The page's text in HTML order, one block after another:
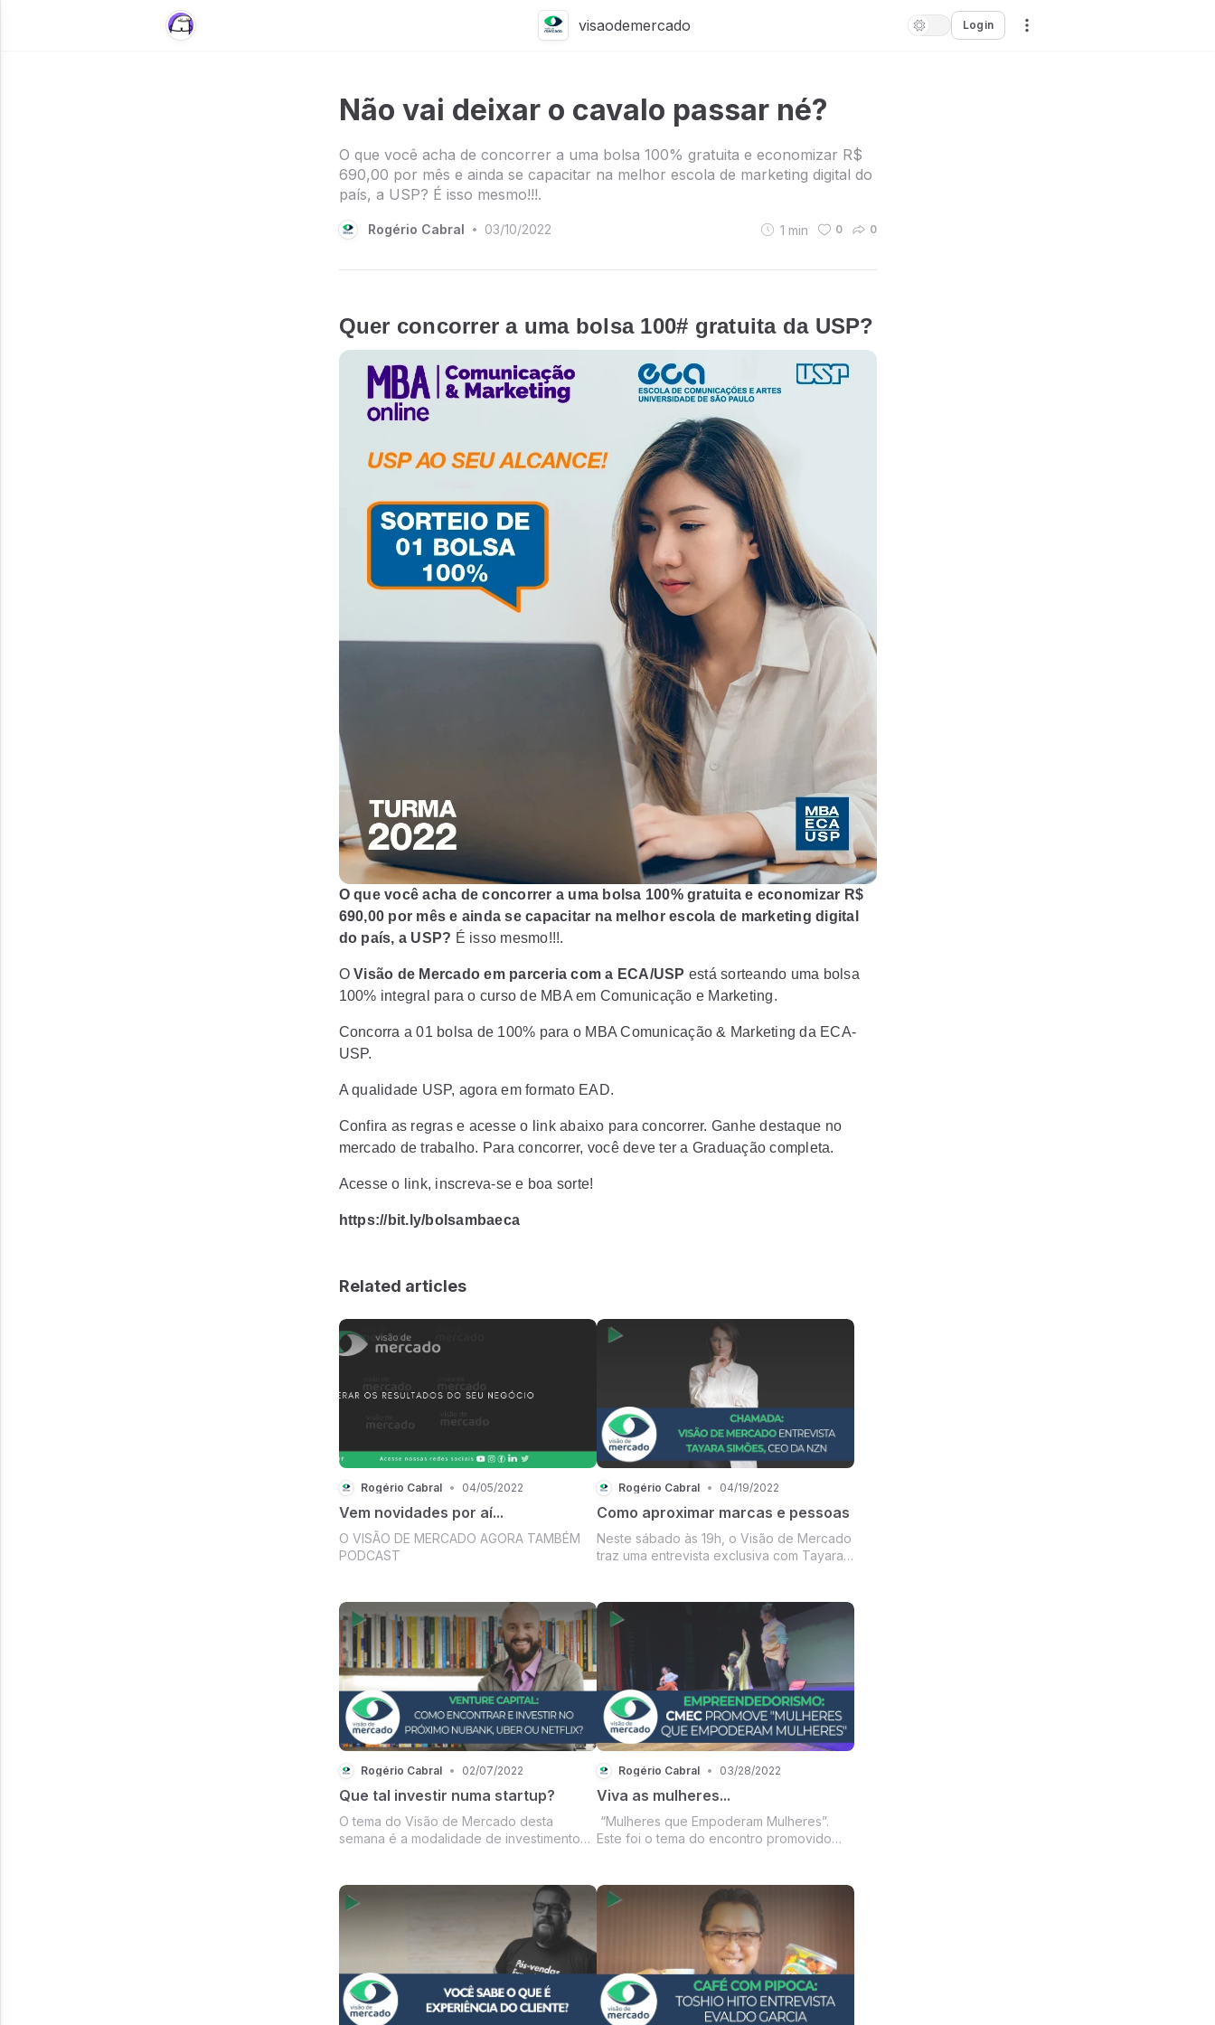
visaodemercado Login
Não vai deixar o cavalo passar né?
O que você acha de concorrer a uma bolsa 100% gratuita e economizar R$
690,00 por mês e ainda se capacitar na melhor escola de marketing digital do
país, a USP? É isso mesmo!!!.
Rogério Cabral • 03/10/2022 1 min 0 0
Quer concorrer a uma bolsa 100# gratuita da USP?
O que você acha de concorrer a uma bolsa 100% gratuita e economizar R$
690,00 por mês e ainda se capacitar na melhor escola de marketing digital
do país, a USP? É isso mesmo!!!.
O Visão de Mercado em parceria com a ECA/USP está sorteando uma bolsa
100% integral para o curso de MBA em Comunicação e Marketing.
Concorra a 01 bolsa de 100% para o MBA Comunicação & Marketing da ECA-
USP.
A qualidade USP, agora em formato EAD.
Confira as regras e acesse o link abaixo para concorrer. Ganhe destaque no
mercado de trabalho. Para concorrer, você deve ter a Graduação completa.
Acesse o link, inscreva-se e boa sorte!
https://bit.ly/bolsambaeca
Related articles
Rogério Cabral • 04/05/2022
Vem novidades por aí...
O VISÃO DE MERCADO AGORA TAMBÉM
PODCAST
Rogério Cabral • 04/19/2022
Como aproximar marcas e pessoas
Neste sábado às 19h, o Visão de Mercado
traz uma entrevista exclusiva com Tayara
principais players para soluções de
publicidade e produção de conteúdo
Rogério Cabral • 02/07/2022
Que tal investir numa startup?
O tema do Visão de Mercado desta
semana é a modalidade de investimento
Luciano Döll, CEO e Co-Founder da Inbix.
Rogério Cabral • 03/28/2022
Viva as mulheres...
“Mulheres que Empoderam Mulheres”.
Este foi o tema do encontro promovido
junto a Acim (Associação Comercial e de
Inovação de Marília), Secretaria da Cultura